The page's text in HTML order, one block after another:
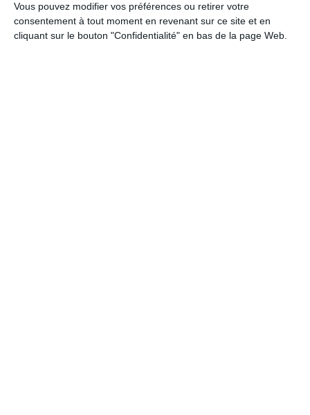
Vous pouvez modifier vos préférences ou retirer votre
consentement à tout moment en revenant sur ce site et en
cliquant sur le bouton "Confidentialité" en bas de la page Web.
Danser sous la pluie